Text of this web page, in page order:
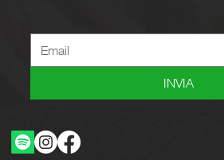
INVIA